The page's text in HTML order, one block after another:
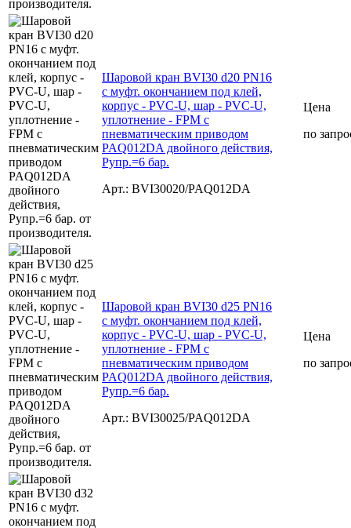
Шаровой кран BVI30 d20 PN16
с муфт. окончанием под клей,
корпус - PVC-U, шар - PVC-U,
уплотнение - FPM с
пневматическим приводом
PAQ012DA двойного действия,
Рупр.=6 бар.
Арт.: BVI30020/PAQ012DA
Цена
по
Шаровой кран BVI30 d25 PN16
с муфт. окончанием под клей,
корпус - PVC-U, шар - PVC-U,
уплотнение - FPM с
пневматическим приводом
PAQ012DA двойного действия,
Рупр.=6 бар.
Арт.: BVI30025/PAQ012DA
Цена
по